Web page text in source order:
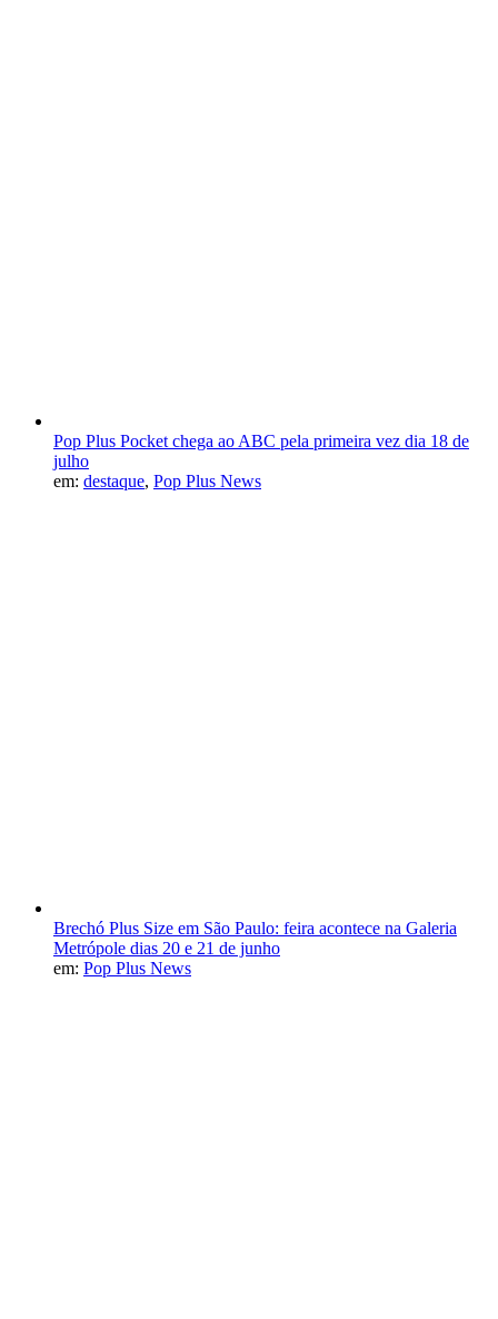
Pop Plus Pocket chega ao ABC pela primeira vez dia 18 de
julho
em: destaque, Pop Plus News
Brechó Plus Size em São Paulo: feira acontece na Galeria
Metrópole dias 20 e 21 de junho
em: Pop Plus News